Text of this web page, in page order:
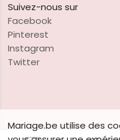
Suivez-nous sur
Facebook
Pinterest
Instagram
Twitter
Mariage.be utilise des